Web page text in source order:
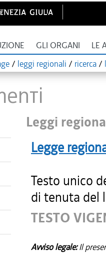
GLI ORGANI LE
/ leggi regionali / ricerca /
Leggi
Legge
Testo unico
di tenuta del
TESTO
Avviso legale:Il